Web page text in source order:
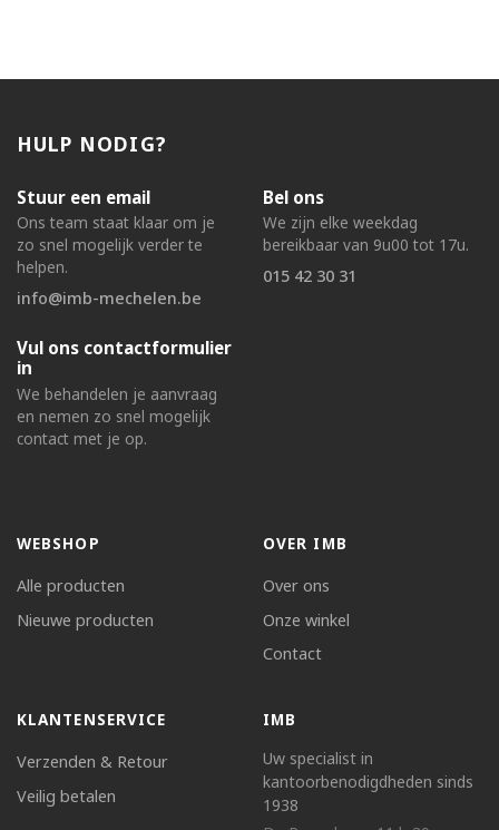
HULP NODIG?
Stuur een email
Ons team staat klaar om je
zo snel mogelijk verder te
helpen.
info@imb-mechelen.be
Bel ons
We zijn elke weekdag
bereikbaar van 9u00 tot 17u.
015 42 30 31
Vul ons contactformulier
in
We behandelen je aanvraag
en nemen zo snel mogelijk
contact met je op.
WEBSHOP
Alle producten
Nieuwe producten
OVER IMB
Over ons
Onze winkel
Contact
KLANTENSERVICE
Verzenden & Retour
Veilig betalen
IMB
Uw specialist in
kantoorbenodigdheden sinds
1938